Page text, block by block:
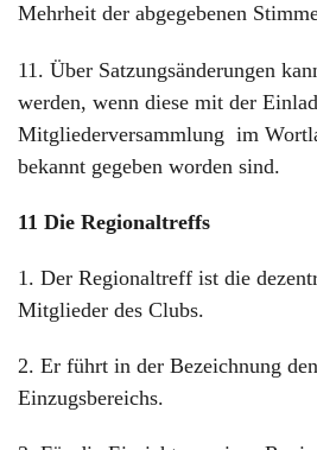
Mehrheit der abgegebenen
11. Über Satzungsänderungen
werden, wenn diese mit der
Mitgliederversammlung im
bekannt gegeben worden sind.
11 Die Regionaltreffs
1. Der Regionaltreff ist die
Mitglieder des Clubs.
2. Er führt in der Bezeichnung
Einzugsbereichs.